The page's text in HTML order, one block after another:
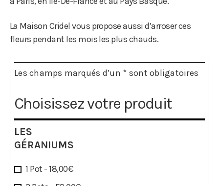
La Maison Cridel vous propose aussi d’arroser ces
fleurs pendant les mois les plus chauds.
Les champs marqués d’un * sont obligatoires
Choisissez votre produit
LES
GÉRANIUMS
1 Pot - 18,00€